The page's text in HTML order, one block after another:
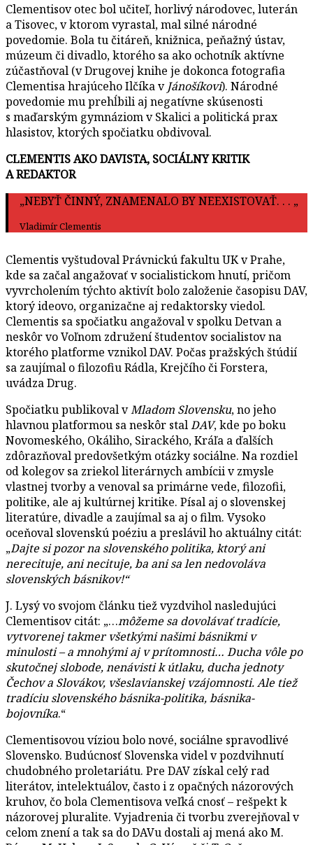
Clementisov otec bol učiteľ, horlivý národovec, luterán
a Tisovec, v ktorom vyrastal, mal silné národné
povedomie. Bola tu čitáreň, knižnica, peňažný ústav,
múzeum či divadlo, ktorého sa ako ochotník aktívne
zúčastňoval (v Drugovej knihe je dokonca fotografia
Clementisa hrajúceho Ilčíka v Jánošíkovi). Národné
povedomie mu prehĺbili aj negatívne skúsenosti
s maďarským gymnáziom v Skalici a politická prax
hlasistov, ktorých spočiatku obdivoval.
CLEMENTIS AKO DAVISTA, SOCIÁLNY KRITIK
A REDAKTOR
„NEBYŤ ČINNÝ, ZNAMENALO BY NEEXISTOVAŤ. . . „
Vladimír Clementis
Clementis vyštudoval Právnickú fakultu UK v Prahe,
kde sa začal angažovať v socialistickom hnutí, pričom
vyvrcholením týchto aktivít bolo založenie časopisu DAV,
ktorý ideovo, organizačne aj redaktorsky viedol.
Clementis sa spočiatku angažoval v spolku Detvan a
neskôr vo Voľnom združení študentov socialistov na
ktorého platforme vznikol DAV. Počas pražských štúdií
sa zaujímal o filozofiu Rádla, Krejčího či Forstera,
uvádza Drug.
Spočiatku publikoval vMladom Slovensku, no jeho
hlavnou platformou sa neskôr stalDAV, kde po boku
Novomeského, Okáliho, Sirackého, Kráľa a ďalších
zdôrazňoval predovšetkým otázky sociálne. Na rozdiel
od kolegov sa zriekol literárnych ambícii v zmysle
vlastnej tvorby a venoval sa primárne vede, filozofii,
politike, ale aj kultúrnej kritike. Písal aj o slovenskej
literatúre, divadle a zaujímal sa aj o film. Vysoko
oceňoval slovenskú poéziu a preslávil ho aktuálny citát:
„Dajte si pozor na slovenského politika, ktorý ani
nerecituje, ani necituje, ba ani sa len nedovoláva
slovenských básnikov!“
J. Lysý vo svojom článku tiež vyzdvihol nasledujúci
Clementisov citát: „…môžeme sa dovolávať tradície,
vytvorenej takmer všetkými našimi básnikmi v
minulosti – a mnohými aj v prítomnosti… Ducha vôle po
skutočnej slobode, nenávisti k útlaku, ducha jednoty
Čechov a Slovákov, všeslavianskej vzájomnosti. Ale tiež
tradíciu slovenského básnika-politika, básnika-
bojovníka.“
Clementisovou víziou bolo nové, sociálne spravodlivé
Slovensko. Budúcnosť Slovenska videl v pozdvihnutí
chudobného proletariátu. Pre DAV získal celý rad
literátov, intelektuálov, často i z opačných názorových
kruhov, čo bola Clementisova veľká cnosť – rešpekt k
názorovej pluralite. Vyjadrenia či tvorbu zverejňoval v
celom znení a tak sa do DAVu dostali aj mená ako M.